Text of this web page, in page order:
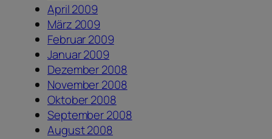
April 2009
März 2009
Februar 2009
Januar 2009
Dezember 2008
November 2008
Oktober 2008
September 2008
August 2008